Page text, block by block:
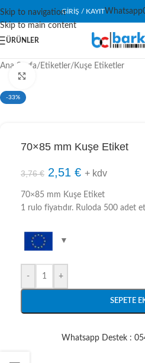
Skip to navigation
Skip to main content
GIRIŞ / KAYITWhatsapp
ÜRÜNLER
Ana Sayfa/ Etiketler/ Kuşe Etiketler
-33%
70×85 mm Kuşe Etiket
3,76€ 2,51 € + kdv
70×85 mm Kuşe Etiket
1 rulo fiyatıdır. Ruloda 500 adet
- +
SEPETE
Whatsapp Destek :